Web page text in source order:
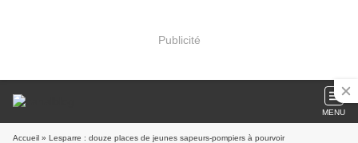
Publicité
MENU
Accueil » Lesparre : douze places de jeunes sapeurs-pompiers à pourvoir